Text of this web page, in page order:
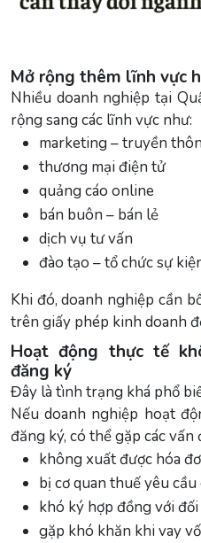
Mở rộng thêm lĩnh vực
Nhiều doanh nghiệp tại
rộng sang các lĩnh vực như:
marketing – truyền
thương mại điện tử
quảng cáo online
bán buôn – bán lẻ
dịch vụ tư vấn
đào tạo – tổ chức sự
Khi đó, doanh nghiệp cần
trên giấy phép kinh doanh
Hoạt động thực tế
đăng ký
Đây là tình trạng khá phổ
Nếu doanh nghiệp hoạt
đăng ký, có thể gặp các vấn
không xuất được hóa
bị cơ quan thuế yêu
khó ký hợp đồng với
gặp khó khăn khi vay